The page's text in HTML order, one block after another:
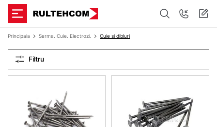
Principala Sarma. Cuie. Electrozi. Cuie si dibluri
Filtru